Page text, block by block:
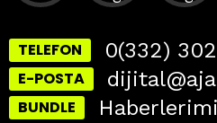
TELEFON 0(332)
E-POSTA
BUNDLE